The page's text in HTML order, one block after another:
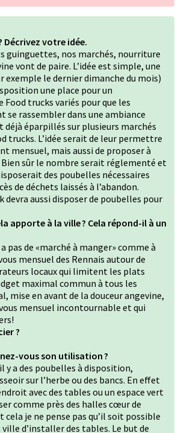
Décrivez votre idée.
guinguettes, nos marchés, nourriture
vont de paire. L’idée est simple, une
exemple le dernier dimanche du mois)
une place pour un
trucks variés pour que les
se rassembler dans une ambiance
éparpillés sur plusieurs marchés
trucks. L’idée serait de leur permettre
mensuel, mais aussi de proposer à
Bien sûr le nombre serait réglementé et
des poubelles nécessaires
de déchets laissés à l’abandon.
devra aussi disposer de poubelles pour
apporte à la ville ? Cela répond-il à un
pas de «marché à manger» comme à
mensuel des Rennais autour de
locaux qui limitent les plats
maximal commun à tous les
mise en avant de la douceur angevine,
mensuel incontournable et qui
?
vous son utilisation ?
y a des poubelles à disposition,
sur l’herbe ou des bancs. En effet
avec des tables ou un espace vert
comme près des halles cœur de
cela je ne pense pas qu’il soit possible
ville d’installer des tables. Le but de